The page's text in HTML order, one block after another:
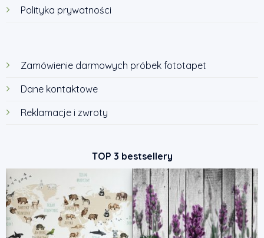
Polityka prywatności
Zamówienie darmowych próbek fototapet
Dane kontaktowe
Reklamacje i zwroty
TOP 3 bestsellery